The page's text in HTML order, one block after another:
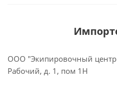
ООО "Экипировочный центр
Рабочий, д. 1, пом 1Н